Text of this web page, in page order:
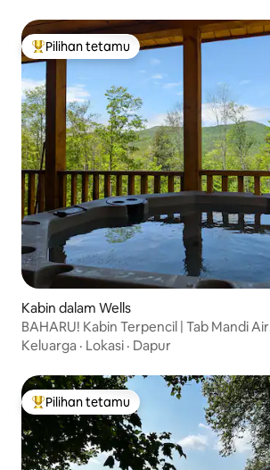
Pilihan utama tetamu
Pilihan tetamu
Kabin dalam Wells
BAHARU! Kabin Terpencil | Tab Mandi Air
Panas+Pemandangan| Mesra ATV
Keluarga · Lokasi · Dapur
Pilihan utama tetamu
Pilihan tetamu